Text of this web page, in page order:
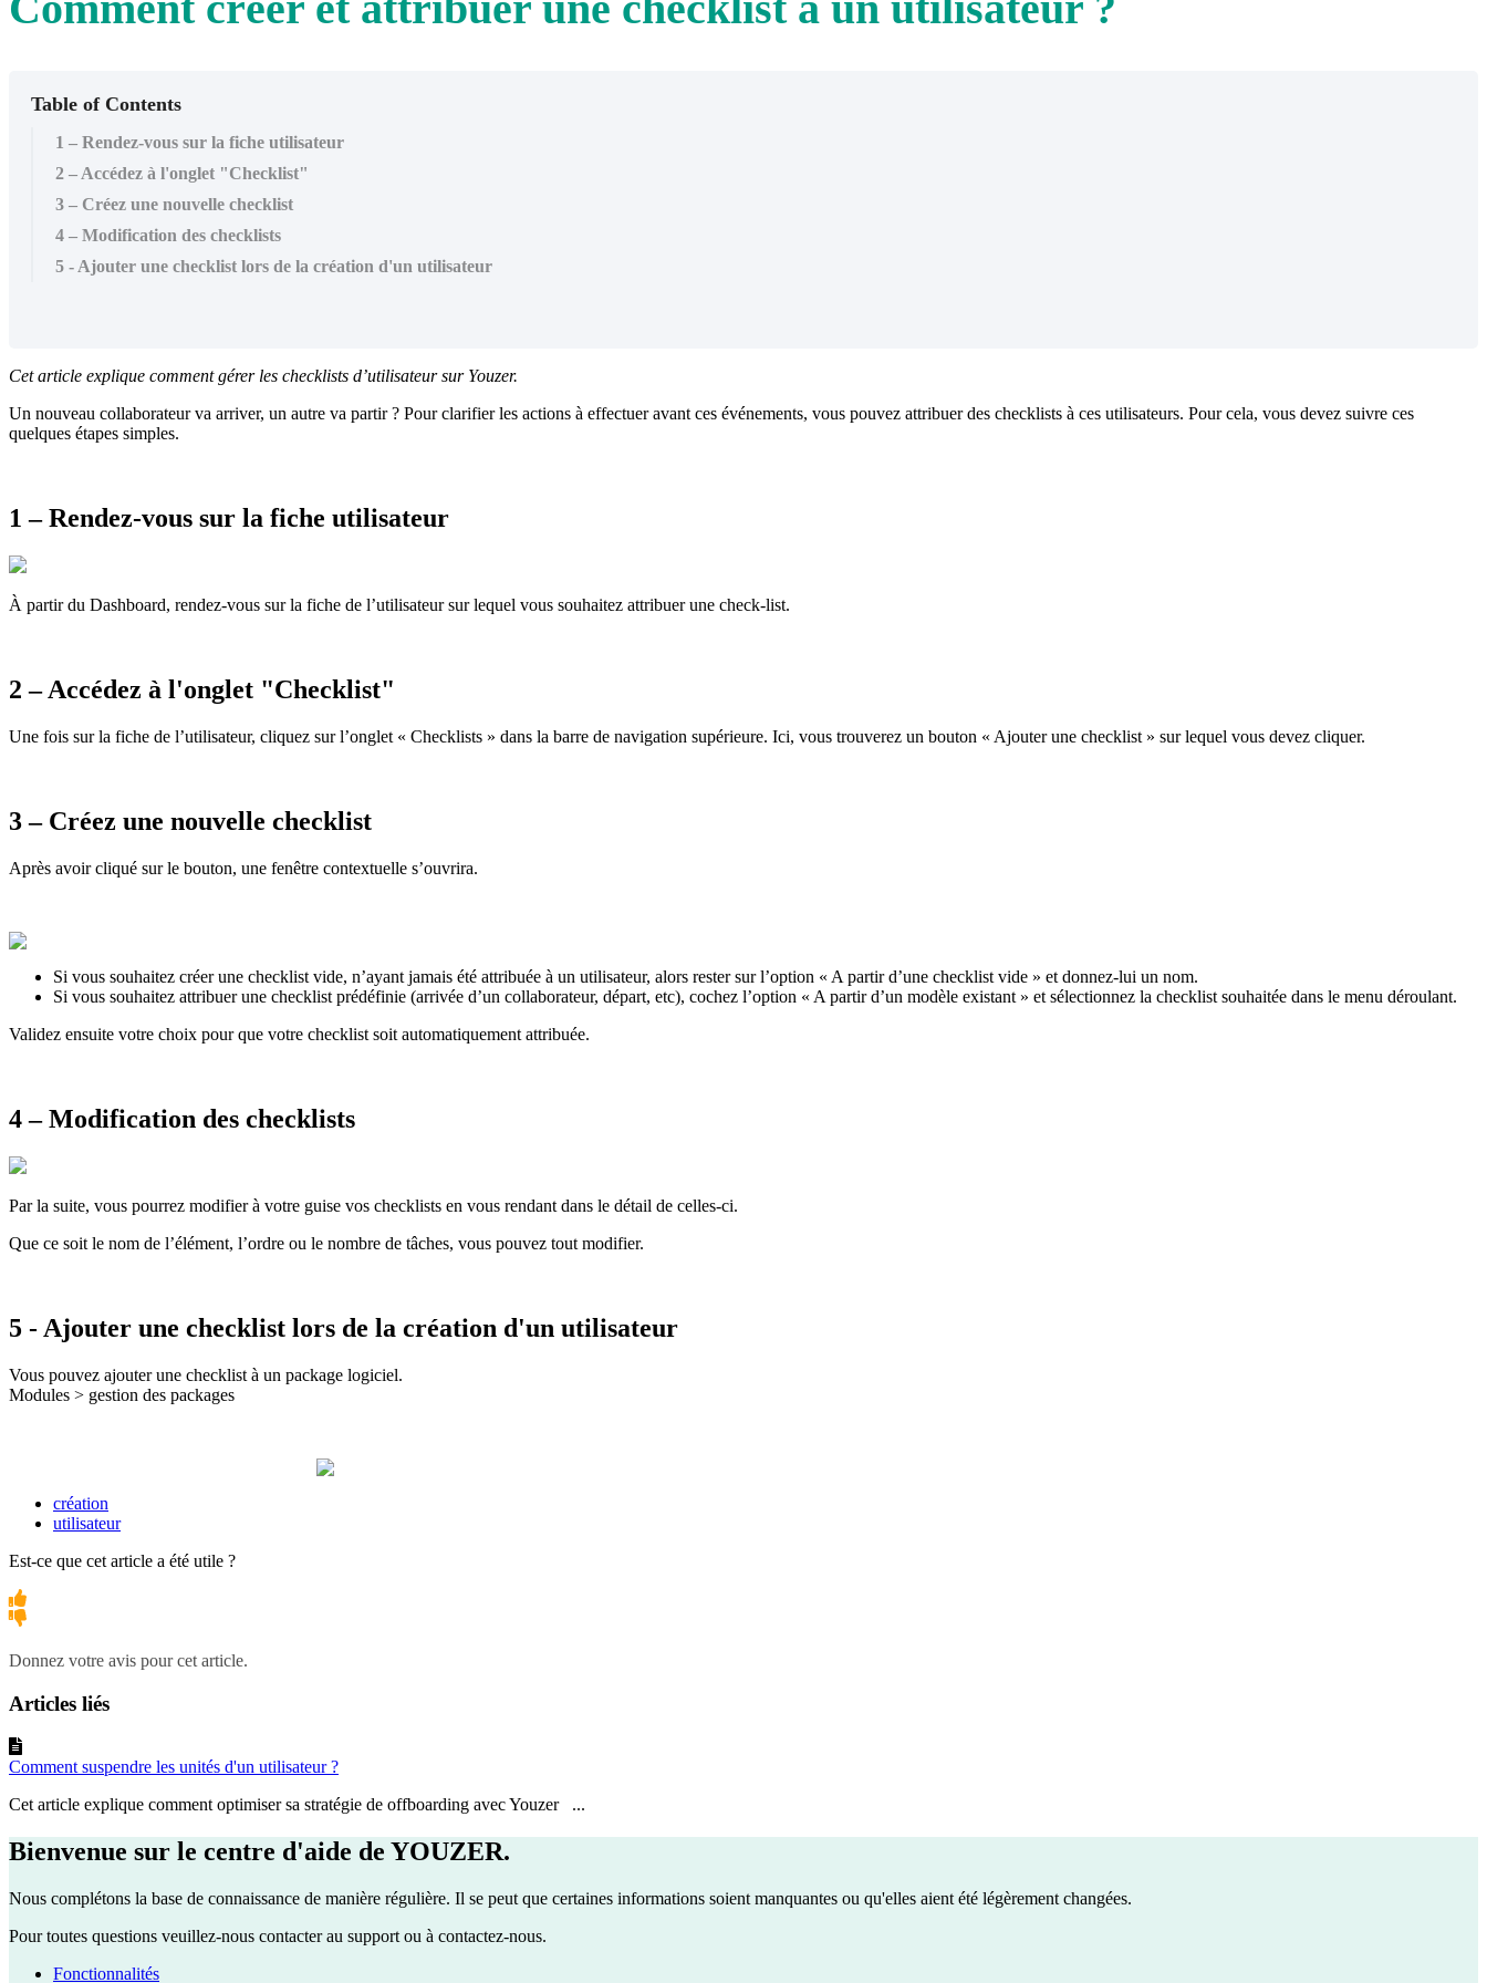
Table of Contents
1 – Rendez-vous sur la fiche utilisateur
2 – Accédez à l'onglet "Checklist"
3 – Créez une nouvelle checklist
4 – Modification des checklists
5 - Ajouter une checklist lors de la création d'un utilisateur
Cet article explique comment gérer les checklists d’utilisateur sur Youzer.
Un nouveau collaborateur va arriver, un autre va partir ? Pour clarifier les actions à effectuer avant ces événements, vous pouvez attribuer des checklists à ces utilisateurs. Pour cela, vous devez suivre ces
quelques étapes simples.
1 – Rendez-vous sur la fiche utilisateur
À partir du Dashboard, rendez-vous sur la fiche de l’utilisateur sur lequel vous souhaitez attribuer une check-list.
2 – Accédez à l'onglet "Checklist"
Une fois sur la fiche de l’utilisateur, cliquez sur l’onglet « Checklists » dans la barre de navigation supérieure. Ici, vous trouverez un bouton « Ajouter une checklist » sur lequel vous devez cliquer.
3 – Créez une nouvelle checklist
Après avoir cliqué sur le bouton, une fenêtre contextuelle s’ouvrira.
Si vous souhaitez créer une checklist vide, n’ayant jamais été attribuée à un utilisateur, alors rester sur l’option « A partir d’une checklist vide » et donnez-lui un nom.
Si vous souhaitez attribuer une checklist prédéfinie (arrivée d’un collaborateur, départ, etc), cochez l’option « A partir d’un modèle existant » et sélectionnez la checklist souhaitée dans le menu déroulant.
Validez ensuite votre choix pour que votre checklist soit automatiquement attribuée.
4 – Modification des checklists
Par la suite, vous pourrez modifier à votre guise vos checklists en vous rendant dans le détail de celles-ci.
Que ce soit le nom de l’élément, l’ordre ou le nombre de tâches, vous pouvez tout modifier.
5 - Ajouter une checklist lors de la création d'un utilisateur
Vous pouvez ajouter une checklist à un package logiciel.
Modules > gestion des packages
création
utilisateur
Est-ce que cet article a été utile ?
Donnez votre avis pour cet article.
Articles liés
Comment suspendre les unités d'un utilisateur ?
Cet article explique comment optimiser sa stratégie de offboarding avec Youzer ...
Bienvenue sur le centre d'aide de YOUZER.
Nous complétons la base de connaissance de manière régulière. Il se peut que certaines informations soient manquantes ou qu'elles aient été légèrement changées.
Pour toutes questions veuillez-nous contacter au support ou à contactez-nous.
Fonctionnalités